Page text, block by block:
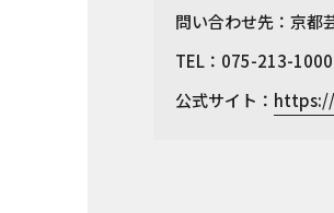
問い合わせ先：京都
TEL：075-213-
公式サイト：